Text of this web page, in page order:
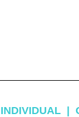
INDIVIDUAL |